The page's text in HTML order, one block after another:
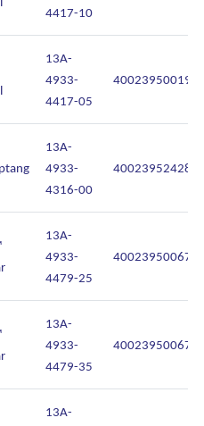
4417-10
13A-
4933-
4417-05
13A-
4933-
4316-00
13A-
4933-
4479-25
13A-
4933-
4479-35
13A-